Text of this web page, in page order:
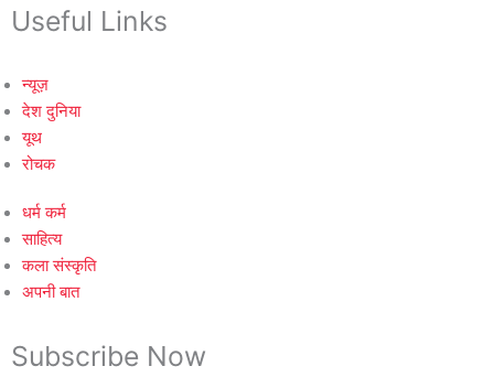
Useful Links
न्यूज़
देश दुनिया
यूथ
रोचक
धर्म कर्म
साहित्य
कला संस्कृति
अपनी बात
Subscribe Now